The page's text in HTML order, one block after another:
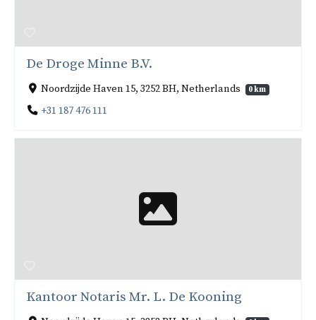
De Droge Minne B.V.
Noordzijde Haven 15, 3252 BH, Netherlands 0 km
+31 187 476 111
Kantoor Notaris Mr. L. De Kooning